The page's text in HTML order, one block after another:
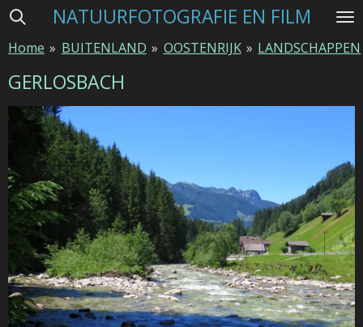
Ga
naar
de
NATUURFOTOGRAFIE EN FILM
Home » BUITENLAND » OOSTENRIJK » LANDSCHAPPEN
GERLOSBACH